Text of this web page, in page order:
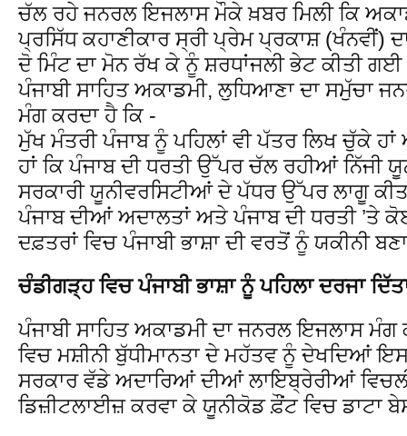
ਚੱਲ ਰਹੇ ਜਨਰਲ ਇਜਲਾਸ ਮੌਕੇ ਖ਼ਬਰ ਮਿਲੀ ਕਿ
ਪ੍ਰਸਿੱਧ ਕਹਾਣੀਕਾਰ ਸ੍ਰੀ ਪ੍ਰੇਮ ਪ੍ਰਕਾਸ਼ (ਖੰਨਵੀਂ)
ਦੋ ਮਿੰਟ ਦਾ ਮੋਨ ਰੱਖ ਕੇ ਨੂੰ ਸ਼ਰਧਾਂਜਲੀ ਭੇਟ ਕੀਤੀ
ਪੰਜਾਬੀ ਸਾਹਿਤ ਅਕਾਡਮੀ, ਲੁਧਿਆਣਾ ਦਾ ਸਮੁੱਚਾ
ਮੰਗ ਕਰਦਾ ਹੈ ਕਿ -
ਮੁੱਖ ਮੰਤਰੀ ਪੰਜਾਬ ਨੂੰ ਪਹਿਲਾਂ ਵੀ ਪੱਤਰ ਲਿਖ ਚੁੱਕੇ
ਹਾਂ ਕਿ ਪੰਜਾਬ ਦੀ ਧਰਤੀ ਉੱਪਰ ਚੱਲ ਰਹੀਆਂ ਨਿੱਜੀ
ਸਰਕਾਰੀ ਯੂਨੀਵਰਸਿਟੀਆਂ ਦੇ ਪੱਧਰ ਉੱਪਰ ਲਾਗੂ
ਪੰਜਾਬ ਦੀਆਂ ਅਦਾਲਤਾਂ ਅਤੇ ਪੰਜਾਬ ਦੀ ਧਰਤੀ ’ਤੇ
ਦਫ਼ਤਰਾਂ ਵਿਚ ਪੰਜਾਬੀ ਭਾਸ਼ਾ ਦੀ ਵਰਤੋਂ ਨੂੰ ਯਕੀਨੀ
ਚੰਡੀਗੜ੍ਹ ਵਿਚ ਪੰਜਾਬੀ ਭਾਸ਼ਾ ਨੂੰ ਪਹਿਲਾ ਦਰਜਾ
ਪੰਜਾਬੀ ਸਾਹਿਤ ਅਕਾਡਮੀ ਦਾ ਜਨਰਲ ਇਜਲਾਸ
ਵਿਚ ਮਸ਼ੀਨੀ ਬੁੱਧੀਮਾਨਤਾ ਦੇ ਮਹੱਤਵ ਨੂੰ ਦੇਖਦਿਆਂ
ਸਰਕਾਰ ਵੱਡੇ ਅਦਾਰਿਆਂ ਦੀਆਂ ਲਾਇਬ੍ਰੇਰੀਆਂ
ਡਿਜ਼ੀਟਲਾਈਜ਼ ਕਰਵਾ ਕੇ ਯੂਨੀਕੋਡ ਫ਼ੌਂਟ ਵਿਚ ਡਾਟਾ